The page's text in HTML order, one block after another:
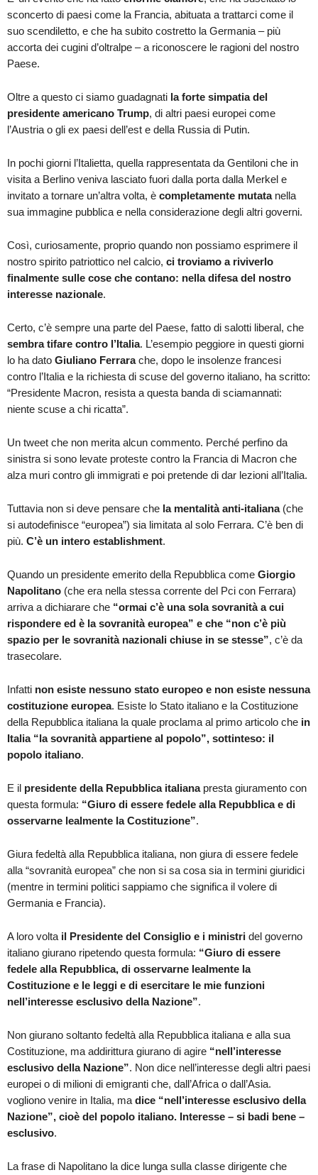
sconcerto di paesi come la Francia, abituata a trattarci come il
suo scendiletto, e che ha subito costretto la Germania – più
accorta dei cugini d’oltralpe – a riconoscere le ragioni del nostro
Paese.
Oltre a questo ci siamo guadagnati la forte simpatia del
presidente americano Trump, di altri paesi europei come
l’Austria o gli ex paesi dell’est e della Russia di Putin.
In pochi giorni l’Italietta, quella rappresentata da Gentiloni che in
visita a Berlino veniva lasciato fuori dalla porta dalla Merkel e
invitato a tornare un’altra volta, è completamente mutatanella
sua immagine pubblica e nella considerazione degli altri governi.
Così, curiosamente, proprio quando non possiamo esprimere il
nostro spirito patriottico nel calcio, ci troviamo a riviverlo
finalmente sulle cose che contano: nella difesa del nostro
interesse nazionale.
Certo, c’è sempre una parte del Paese, fatto di salotti liberal, che
sembra tifare contro l’Italia. L’esempio peggiore in questi giorni
lo ha dato Giuliano Ferrarache, dopo le insolenze francesi
contro l’Italia e la richiesta di scuse del governo italiano, ha scritto:
“Presidente Macron, resista a questa banda di sciamannati:
niente scuse a chi ricatta”.
Un tweet che non merita alcun commento. Perché perfino da
sinistra si sono levate proteste contro la Francia di Macron che
alza muri contro gli immigrati e poi pretende di dar lezioni all’Italia.
Tuttavia non si deve pensare che la mentalità anti-italiana(che
si autodefinisce “europea”) sia limitata al solo Ferrara. C’è ben di
più. C’è un intero establishment.
Quando un presidente emerito della Repubblica come Giorgio
Napolitano (che era nella stessa corrente del Pci con Ferrara)
arriva a dichiarare che “ormai c’è una sola sovranità a cui
rispondere ed è la sovranità europea” e che “non c’è più
spazio per le sovranità nazionali chiuse in se stesse”, c’è da
trasecolare.
Infatti non esiste nessuno stato europeo e non esiste nessuna
costituzione europea. Esiste lo Stato italiano e la Costituzione
della Repubblica italiana la quale proclama al primo articolo che in
Italia “la sovranità appartiene al popolo”, sottinteso: il
popolo italiano.
E il presidente della Repubblica italianapresta giuramento con
questa formula: “Giuro di essere fedele alla Repubblica e di
osservarne lealmente la Costituzione”.
Giura fedeltà alla Repubblica italiana, non giura di essere fedele
alla “sovranità europea” che non si sa cosa sia in termini giuridici
(mentre in termini politici sappiamo che significa il volere di
Germania e Francia).
A loro volta il Presidente del Consiglio e i ministri del governo
italiano giurano ripetendo questa formula: “Giuro di essere
fedele alla Repubblica, di osservarne lealmente la
Costituzione e le leggi e di esercitare le mie funzioni
nell’interesse esclusivo della Nazione”.
Non giurano soltanto fedeltà alla Repubblica italiana e alla sua
Costituzione, ma addirittura giurano di agire “nell’interesse
esclusivo della Nazione”. Non dice nell’interesse degli altri paesi
europei o di milioni di emigranti che, dall’Africa o dall’Asia.
vogliono venire in Italia, ma dice “nell’interesse esclusivo della
Nazione”, cioè del popolo italiano. Interesse – si badi bene –
esclusivo.
La frase di Napolitano la dice lunga sulla classe dirigente che